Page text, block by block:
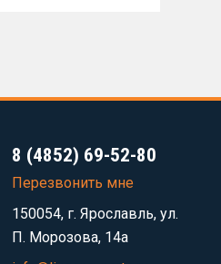
8 (4852) 69-52-80
Перезвонить мне
150054, г. Ярославль, ул.
П. Морозова, 14а